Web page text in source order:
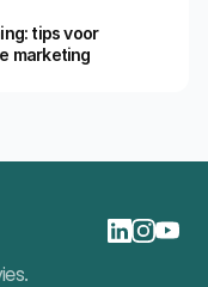
tips voor
marketing